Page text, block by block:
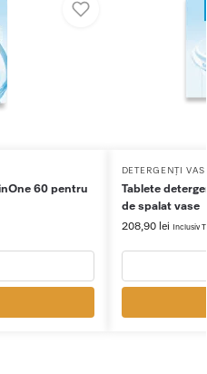
60 pentru
DETERGENȚI
Tablete
de spalat vase
208,90 lei Inclusiv